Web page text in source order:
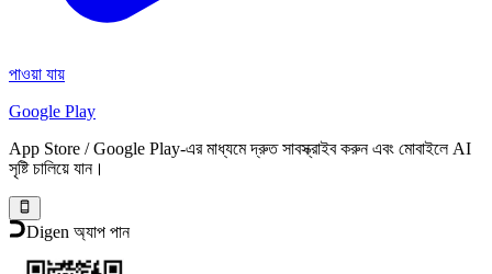
পাওয়া যায়
Google Play
App Store / Google Play-এর মাধ্যমে দ্রুত সাবস্ক্রাইব করুন এবং মোবাইলে AI
সৃষ্টি চালিয়ে যান।
Digen অ্যাপ পান